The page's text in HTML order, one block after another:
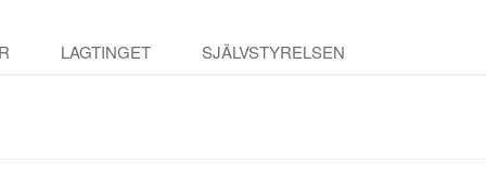
LAGTINGET SJÄLVSTYRELSEN